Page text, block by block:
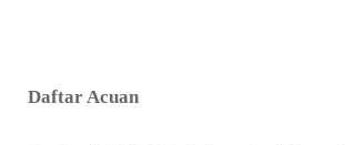
Daftar Acuan